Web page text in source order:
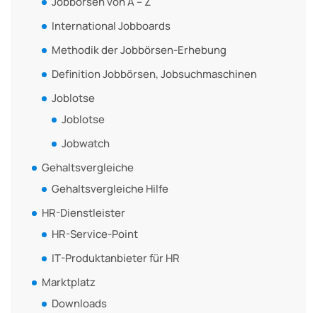
International Jobboards
Methodik der Jobbörsen-Erhebung
Definition Jobbörsen, Jobsuchmaschinen
Joblotse
Joblotse
Jobwatch
Gehaltsvergleiche
Gehaltsvergleiche Hilfe
HR-Dienstleister
HR-Service-Point
IT-Produktanbieter für HR
Marktplatz
Downloads